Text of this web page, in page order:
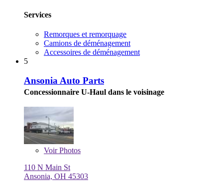
Services
Remorques et remorquage
Camions de déménagement
Accessoires de déménagement
5
Ansonia Auto Parts
Concessionnaire U-Haul dans le voisinage
VoirPhotos
110 N Main St
Ansonia, OH 45303